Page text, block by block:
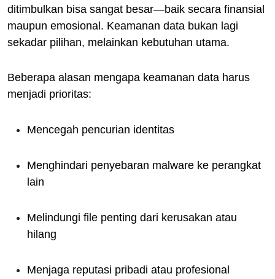
ditimbulkan bisa sangat besar—baik secara finansial
maupun emosional. Keamanan data bukan lagi
sekadar pilihan, melainkan kebutuhan utama.
Beberapa alasan mengapa keamanan data harus
menjadi prioritas:
Mencegah pencurian identitas
Menghindari penyebaran malware ke perangkat
lain
Melindungi file penting dari kerusakan atau
hilang
Menjaga reputasi pribadi atau profesional